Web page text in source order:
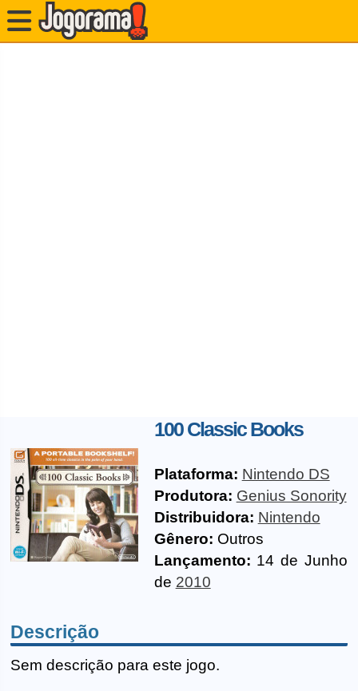
100 Classic Books
Plataforma: Nintendo DS
Produtora: Genius Sonority
Distribuidora: Nintendo
Gênero: Outros
Lançamento: 14 de Junho
de 2010
Descrição
Sem descrição para este jogo.